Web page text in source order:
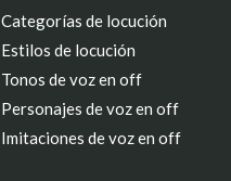
Categorías de locución
Estilos de locución
Tonos de voz en off
Personajes de voz en off
Imitaciones de voz en off